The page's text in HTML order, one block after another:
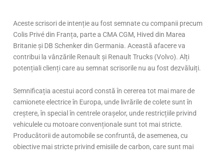
Aceste scrisori de intenție au fost semnate cu companii precum
Colis Privé din Franța, parte a CMA CGM, Hived din Marea
Britanie și DB Schenker din Germania. Această afacere va
contribui la vânzările Renault și Renault Trucks (Volvo). Alți
potențiali clienți care au semnat scrisorile nu au fost dezvăluiți.
Semnificația acestui acord constă în cererea tot mai mare de
camionete electrice în Europa, unde livrările de colete sunt în
creștere, în special în centrele orașelor, unde restricțiile privind
vehiculele cu motoare convenționale sunt tot mai stricte.
Producătorii de automobile se confruntă, de asemenea, cu
obiective mai stricte privind emisiile de carbon, care sunt mai